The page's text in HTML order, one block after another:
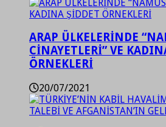
ARAP ÜLKELERİNDE
CİNAYETLERİ” VE
ÖRNEKLERİ
20/07/2021